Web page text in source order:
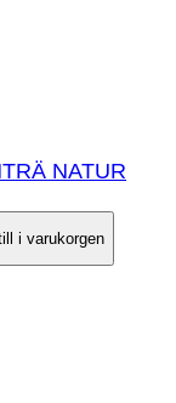
NATUR
i varukorgen